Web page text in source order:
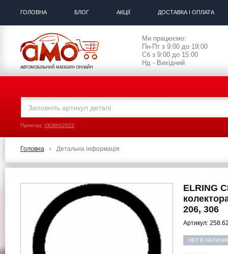
ГОЛОВНА БЛОГ АКЦІЇ ДОСТАВКА І ОПЛАТА
АВТОМОБІЛЬНИЙ МАГАЗИН ОНЛАЙН
Ми працюємо:
Пн-Пт з 9:00 до 19:00
Сб з 9:00 до 15:00
Нд - Вихідний
Приклад: VKMA02023
Головна Детальна інформація
ELRING
206, 306
Артикул:
НЕТ В